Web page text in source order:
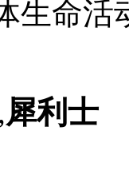
生命
,犀利士